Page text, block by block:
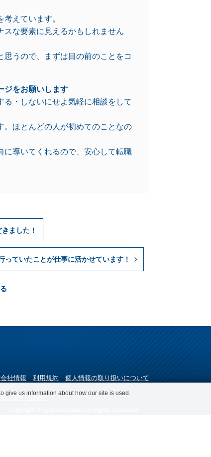
えています。
な要素に見えるかもしれません
うので、まずは目の前のことをコ
ジをお願いします
・しないにせよ気軽に相談をして
ほとんどの人が初めてのことなの
に導いてくれるので、安心して転職
ました！
っていたことが仕事に活かせています！
社情報 利用規約 個人情報の取り扱いについて
お問い合わせ
give us information about how our site is used.